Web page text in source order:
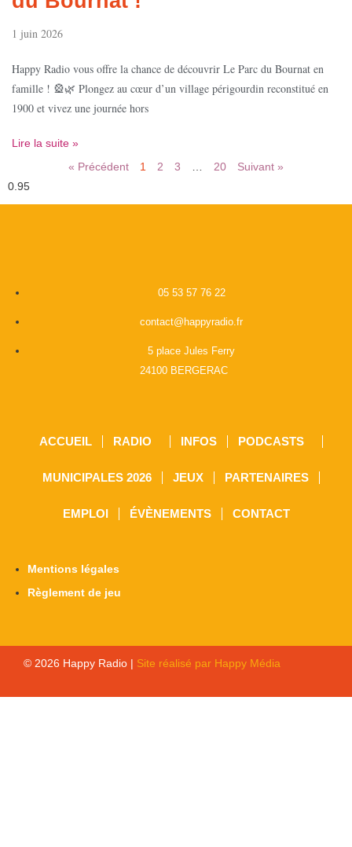
1 juin 2026
Happy Radio vous offre la chance de découvrir Le Parc du Bournat en
famille ! 🎡🌿 Plongez au cœur d’un village périgourdin reconstitué en
1900 et vivez une journée hors
Lire la suite »
« Précédent
1 2 3 20 Suivant »
05 53 57 76 22
contact@happyradio.fr
5 place Jules Ferry
24100 BERGERAC
ACCUEIL RADIO INFOS PODCASTS
MUNICIPALES 2026 JEUX PARTENAIRES
EMPLOI ÉVÈNEMENTS CONTACT
Mentions légales
Règlement de jeu
© 2026 Happy Radio | Site réalisé par Happy Média